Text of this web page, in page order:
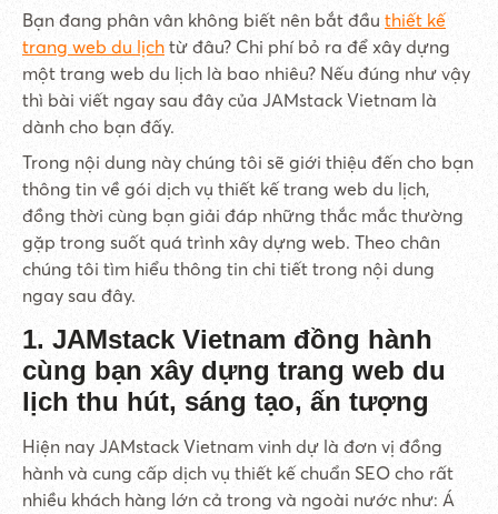
Bạn đang phân vân không biết nên bắt đầu thiết kế
trang web du lịch từ đâu? Chi phí bỏ ra để xây dựng
một trang web du lịch là bao nhiêu? Nếu đúng như vậy
thì bài viết ngay sau đây của JAMstack Vietnam là
dành cho bạn đấy.
Trong nội dung này chúng tôi sẽ giới thiệu đến cho bạn
thông tin về gói dịch vụ thiết kế trang web du lịch,
đồng thời cùng bạn giải đáp những thắc mắc thường
gặp trong suốt quá trình xây dựng web. Theo chân
chúng tôi tìm hiểu thông tin chi tiết trong nội dung
ngay sau đây.
1. JAMstack Vietnam đồng hành
cùng bạn xây dựng trang web du
lịch thu hút, sáng tạo, ấn tượng
Hiện nay JAMstack Vietnam vinh dự là đơn vị đồng
hành và cung cấp dịch vụ thiết kế chuẩn SEO cho rất
nhiều khách hàng lớn cả trong và ngoài nước như: Á